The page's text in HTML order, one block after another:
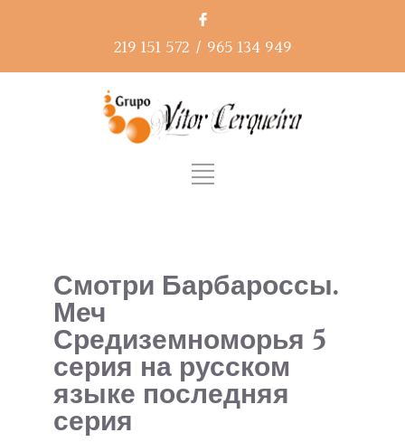
219 151 572 / 965 134 949
Смотри Барбароссы.
Меч
Средиземноморья 5
серия на русском
языке последняя
серия